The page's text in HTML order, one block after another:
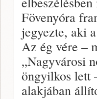
Fövenyóra
jegyezte, aki
Az ég vére –
„Nagyvárosi
öngyilkos lett
alakjában